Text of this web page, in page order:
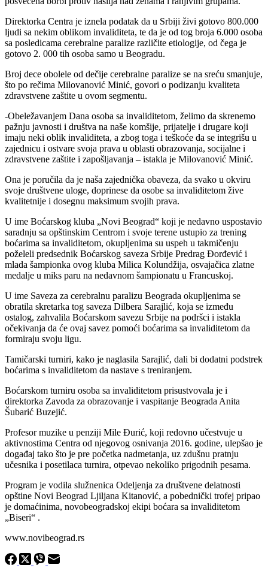
Direktorka Centra je iznela podatak da u Srbiji živi gotovo 800.000
ljudi sa nekim oblikom invaliditeta, te da je od tog broja 6.000 osoba
sa posledicama cerebralne paralize različite etiologije, od čega je
gotovo 2. 000 tih osoba samo u Beogradu.
Broj dece obolele od dečije cerebralne paralize se na sreću smanjuje,
što po rečima Milovanović Minić, govori o podizanju kvaliteta
zdravstvene zaštite u ovom segmentu.
-Obeležavanjem Dana osoba sa invaliditetom, želimo da skrenemo
pažnju javnosti i društva na naše komšije, prijatelje i drugare koji
imaju neki oblik invaliditeta, a zbog toga i teškoće da se integrišu u
zajednicu i ostvare svoja prava u oblasti obrazovanja, socijalne i
zdravstvene zaštite i zapošljavanja – istakla je Milovanović Minić.
Ona je poručila da je naša zajednička obaveza, da svako u okviru
svoje društvene uloge, doprinese da osobe sa invaliditetom žive
kvalitetnije i dosegnu maksimum svojih prava.
U ime Boćarskog kluba „Novi Beograd“ koji je nedavno uspostavio
saradnju sa opštinskim Centrom i svoje terene ustupio za trening
boćarima sa invaliditetom, okupljenima su uspeh u takmičenju
poželeli predsednik Boćarskog saveza Srbije Predrag Đorđević i
mlada šampionka ovog kluba Milica Kolundžija, osvajačica zlatne
medalje u miks paru na nedavnom šampionatu u Francuskoj.
U ime Saveza za cerebralnu paralizu Beograda okupljenima se
obratila skretarka tog saveza Dilbera Sarajlić, koja se između
ostalog, zahvalila Boćarskom savezu Srbije na podršci i istakla
očekivanja da će ovaj savez pomoći boćarima sa invaliditetom da
formiraju svoju ligu.
Tamičarski turniri, kako je naglasila Sarajlić, dali bi dodatni podstrek
boćarima s invaliditetom da nastave s treniranjem.
Boćarskom turniru osoba sa invaliditetom prisustvovala je i
direktorka Zavoda za obrazovanje i vaspitanje Beograda Anita
Šubarić Buzejić.
Profesor muzike u penziji Mile Đurić, koji redovno učestvuje u
aktivnostima Centra od njegovog osnivanja 2016. godine, ulepšao je
događaj tako što je pre početka nadmetanja, uz zdušnu pratnju
učesnika i posetilaca turnira, otpevao nekoliko prigodnih pesama.
Program je vodila služnenica Odeljenja za društvene delatnosti
opštine Novi Beograd Ljiljana Kitanović, a pobednički trofej pripao
je domaćinima, novobeogradskoj ekipi boćara sa invaliditetom
„Biseri“ .
www.novibeograd.rs